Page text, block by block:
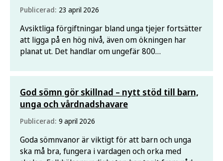
Publicerad: 23 april 2026
Avsiktliga förgiftningar bland unga tjejer fortsätter
att ligga på en hög nivå, även om ökningen har
planat ut. Det handlar om ungefär 800
från Folkhälsomyndigheten.
God sömn gör skillnad – nytt stöd till barn,
unga och vårdnadshavare
Publicerad: 9 april 2026
Goda sömnvanor är viktigt för att barn och unga
ska må bra, fungera i vardagen och orka med